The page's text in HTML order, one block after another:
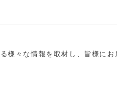
様々な情報を取材し、皆様にお